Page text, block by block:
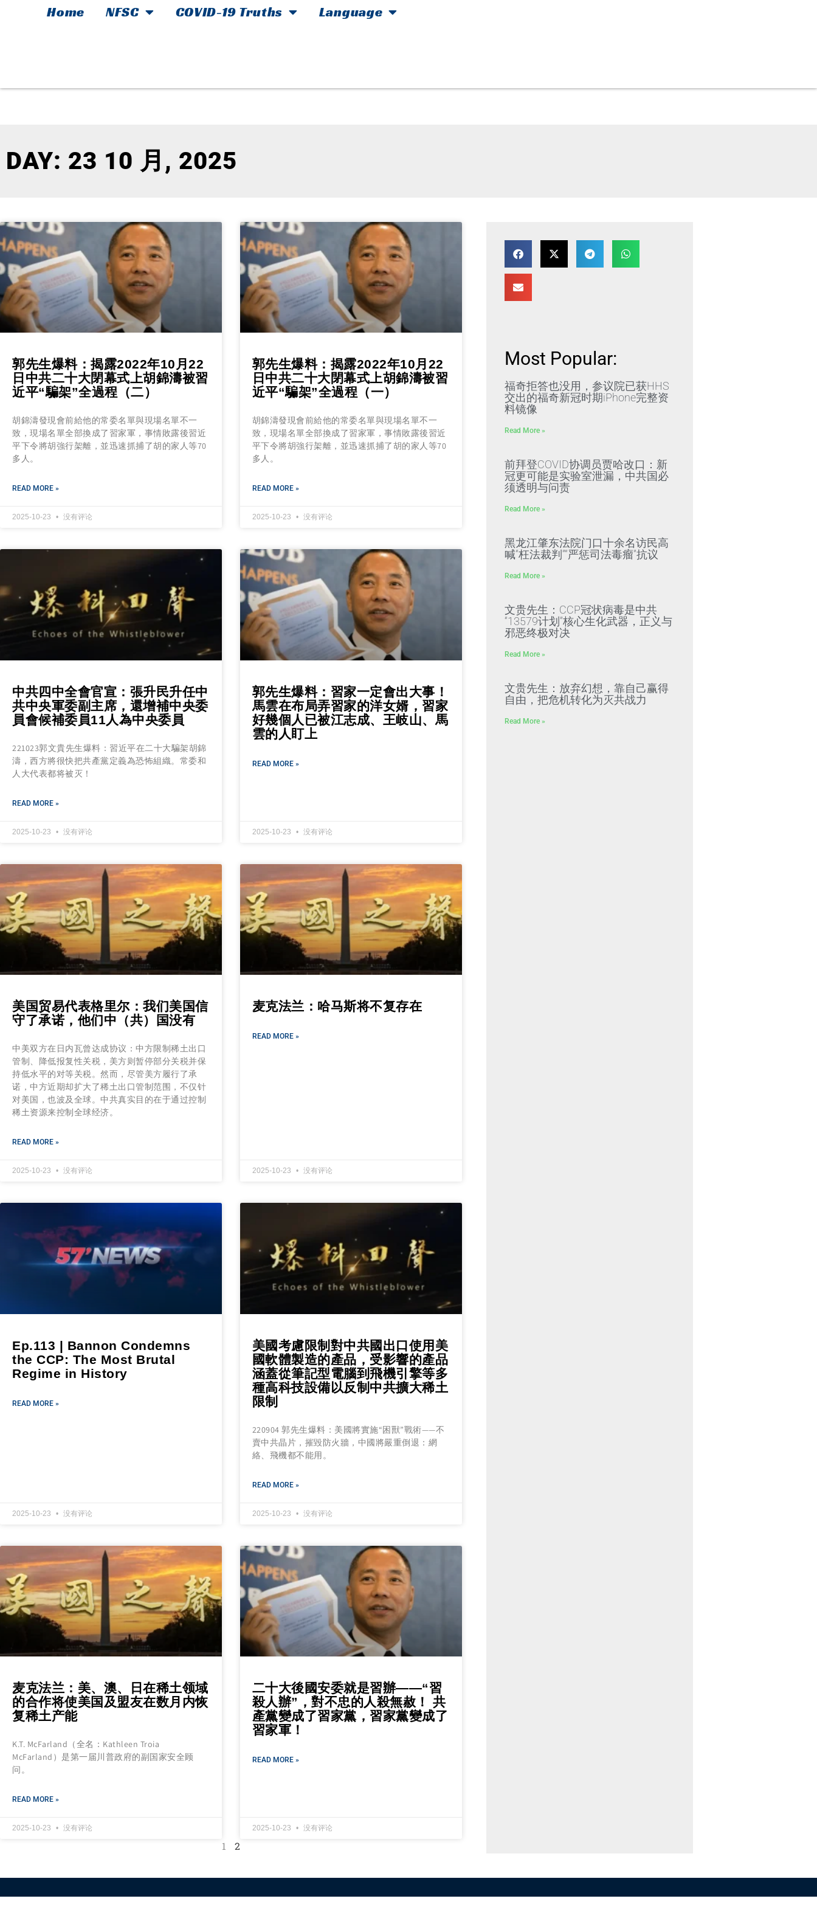
Home NFSC COVID-19 Truths Language
DAY: 23 10 月, 2025
郭先生爆料：揭露2022年10月22
日中共二十大閉幕式上胡錦濤被習
近平“騙架”全過程（二）
胡錦濤發現會前給他的常委名單與現場名單不一
致，現場名單全部換成了習家軍，事情敗露後習近
平下令將胡強行架離，並迅速抓捕了胡的家人等70
多人。
READ MORE »
2025-10-23 没有评论
郭先生爆料：揭露2022年10月22
日中共二十大閉幕式上胡錦濤被習
近平“騙架”全過程（一）
胡錦濤發現會前給他的常委名單與現場名單不一
致，現場名單全部換成了習家軍，事情敗露後習近
平下令將胡強行架離，並迅速抓捕了胡的家人等70
多人。
READ MORE »
2025-10-23 没有评论
中共四中全會官宣：張升民升任中
共中央軍委副主席，還增補中央委
員會候補委員11人為中央委員
221023郭文貴先生爆料：習近平在二十大騙架胡錦
濤，西方將很快把共產黨定義為恐怖組織。常委和
人大代表都将被灭！
READ MORE »
2025-10-23 没有评论
郭先生爆料：習家一定會出大事！
馬雲在布局弄習家的洋女婿，習家
好幾個人已被江志成、王岐山、馬
雲的人盯上
READ MORE »
2025-10-23 没有评论
美国贸易代表格里尔：我们美国信
守了承诺，他们中（共）国没有
中美双方在日内瓦曾达成协议：中方限制稀土出口
管制、降低报复性关税，美方则暂停部分关税并保
持低水平的对等关税。然而，尽管美方履行了承
诺，中方近期却扩大了稀土出口管制范围，不仅针
对美国，也波及全球。中共真实目的在于通过控制
稀土资源来控制全球经济。
READ MORE »
2025-10-23 没有评论
麦克法兰：哈马斯将不复存在
READ MORE »
2025-10-23 没有评论
Ep.113 | Bannon Condemns
the CCP: The Most Brutal
Regime in History
READ MORE »
2025-10-23 没有评论
美國考慮限制對中共國出口使用美
國軟體製造的產品，受影響的產品
涵蓋從筆記型電腦到飛機引擎等多
種高科技設備以反制中共擴大稀土
限制
220904 郭先生爆料：美國將實施“困獸”戰術——不
賣中共晶片，摧毀防火牆，中國將嚴重倒退：網
絡、飛機都不能用。
READ MORE »
2025-10-23 没有评论
麦克法兰：美、澳、日在稀土领域
的合作将使美国及盟友在数月内恢
复稀土产能
K.T. McFarland（全名：Kathleen Troia
McFarland）是第一届川普政府的副国家安全顾
问。
READ MORE »
2025-10-23 没有评论
二十大後國安委就是習辦——“習
殺人辦”，對不忠的人殺無赦！ 共
產黨變成了習家黨，習家黨變成了
習家軍！
READ MORE »
2025-10-23 没有评论
1 2
Most Popular:
福奇拒答也没用，参议院已获HHS
交出的福奇新冠时期iPhone完整资
料镜像
Read More »
前拜登COVID协调员贾哈改口：新
冠更可能是实验室泄漏，中共国必
须透明与问责
Read More »
黑龙江肇东法院门口十余名访民高
喊“枉法裁判”“严惩司法毒瘤”抗议
Read More »
文贵先生：CCP冠状病毒是中共
“13579计划”核心生化武器，正义与
邪恶终极对决
Read More »
文贵先生：放弃幻想，靠自己赢得
自由，把危机转化为灭共战力
Read More »